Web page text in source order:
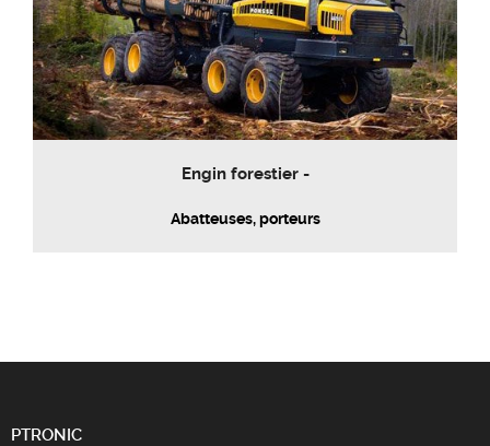
Engin forestier -
Abatteuses, porteurs
PTRONIC